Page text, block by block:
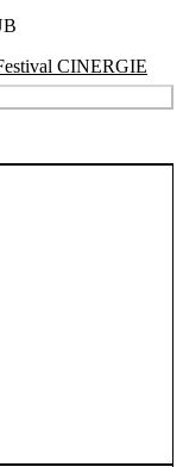
CINERGIE